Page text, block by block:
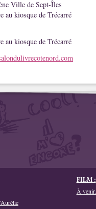
Ville de Sept-Îles
au kiosque de Trécarré
au kiosque de Trécarré
FILM :
À